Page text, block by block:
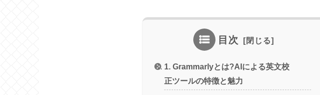
目次
1. Grammarlyとは?AIによる英文校
正ツールの特徴と魅力